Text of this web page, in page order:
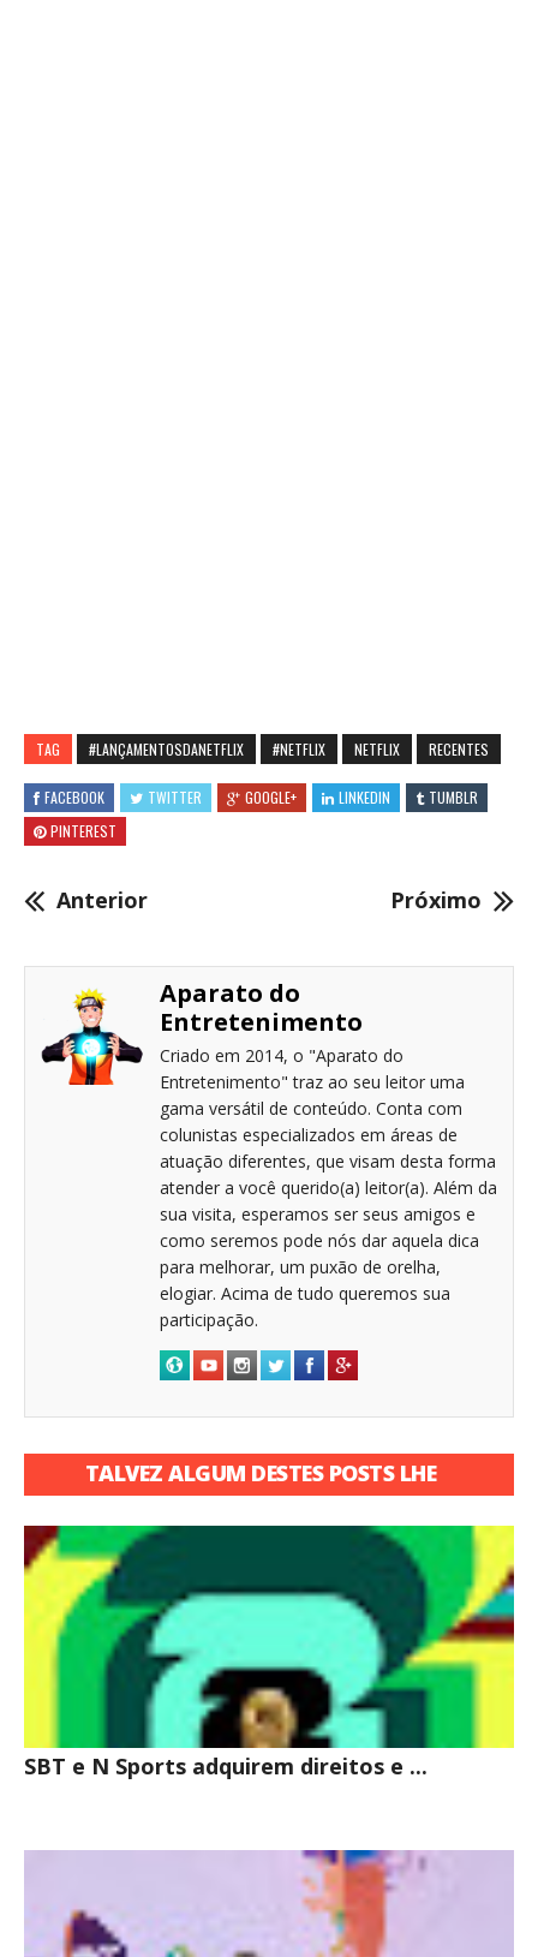
TAG #LANÇAMENTOSDANETFLIX #NETFLIX NETFLIX RECENTES
FACEBOOK TWITTER GOOGLE+ LINKEDIN
TUMBLR
PINTEREST
Anterior Próximo
Aparato do
Entretenimento
Criado em 2014, o "Aparato do
Entretenimento" traz ao seu leitor uma
gama versátil de conteúdo. Conta com
colunistas especializados em áreas de
atuação diferentes, que visam desta forma
atender a você querido(a) leitor(a). Além da
sua visita, esperamos ser seus amigos e
como seremos pode nós dar aquela dica
para melhorar, um puxão de orelha,
elogiar. Acima de tudo queremos sua
participação.
TALVEZ ALGUM DESTES POSTS LHE
SBT e N Sports adquirem direitos e ...